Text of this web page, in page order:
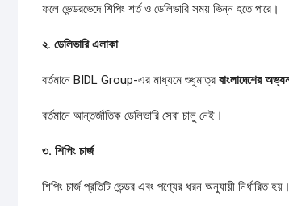
ফলে ভেন্ডরভেদে শিপিং শর্ত ও ডেলিভারি সময় ভিন্ন হতে পারে।
২. ডেলিভারিএলাকা
বর্তমানে BIDL Group-এর মাধ্যমে শুধুমাত্র বাংলাদেশের
বর্তমানে আন্তর্জাতিক ডেলিভারি সেবা চালু নেই।
৩. শিপিং চার্জ
শিপিং চার্জ প্রতিটি ভেন্ডর এবং পণ্যের ধরন অনুযায়ী নির্ধারিত হয়।